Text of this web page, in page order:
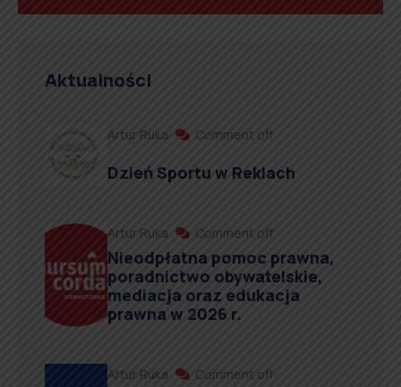
Aktualności
Artur Ruka Comment off
Dzień Sportu w Reklach
Artur Ruka Comment off
Nieodpłatna pomoc prawna,
poradnictwo obywatelskie,
mediacja oraz edukacja
prawna w 2026 r.
Artur Ruka Comment off